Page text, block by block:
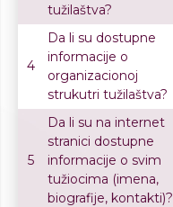
tužilaštva?
4
Da li su dostupne
informacije o
organizacionoj
strukutri tužilaštva?
5
Da li su na internet
stranici dostupne
informacije o svim
tužiocima (imena,
biografije, kontakti)?